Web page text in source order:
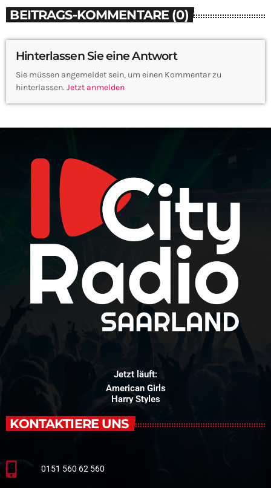
BEITRAGS-KOMMENTARE (0)
Hinterlassen Sie eine Antwort
Sie müssen angemeldet sein, um einen Kommentar zu
hinterlassen. Jetzt anmelden
Jetzt läuft:
American Girls
Harry Styles
KONTAKTIERE UNS
0151 560 62 560